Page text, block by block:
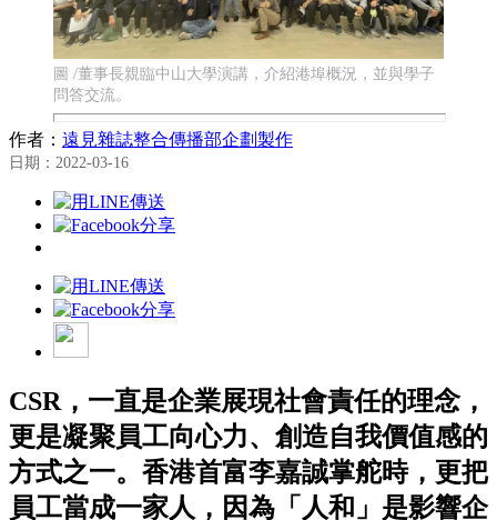
圖 /董事長親臨中山大學演講，介紹港埠概況，並與學子
問答交流。
作者： 遠見雜誌整合傳播部企劃製作
日期：2022-03-16
CSR，一直是企業展現社會責任的理念，
更是凝聚員工向心力、創造自我價值感的
方式之一。香港首富李嘉誠掌舵時，更把
員工當成一家人，因為「人和」是影響企